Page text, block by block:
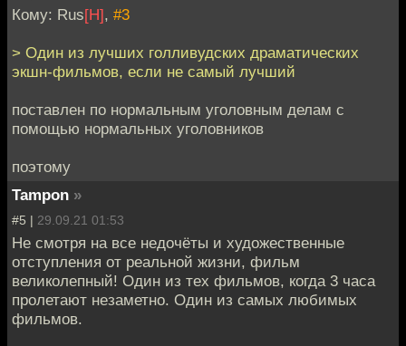
Кому: Rus[H], #3
> Один из лучших голливудских драматических
экшн-фильмов, если не самый лучший
поставлен по нормальным уголовным делам с
помощью нормальных уголовников
поэтому
Tampon »
#5 | 29.09.21 01:53
Не смотря на все недочёты и художественные
отступления от реальной жизни, фильм
великолепный! Один из тех фильмов, когда 3 часа
пролетают незаметно. Один из самых любимых
фильмов.